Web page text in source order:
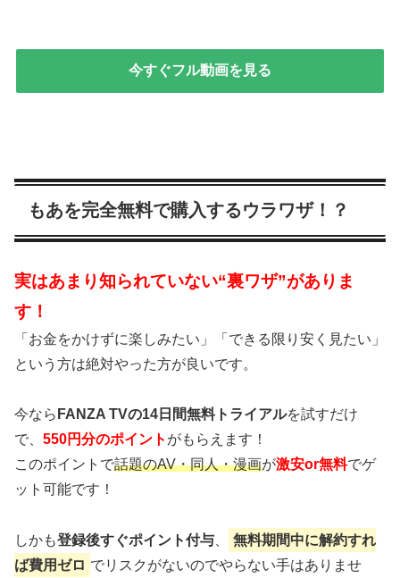
今すぐフル動画を見る
もあを完全無料で購入するウラワザ！？
実はあまり知られていない“裏ワザ”がありま
す！
「お金をかけずに楽しみたい」「できる限り安く見たい」
という方は絶対やった方が良いです。
今なら FANZA TVの14日間無料トライアルを試すだけ
で、 550円分のポイント がもらえます！
このポイントで話題のAV・同人・漫画が激安or無料でゲ
ット可能です！
しかも登録後すぐポイント付与
無料期間中に解約すれ
ば費用ゼロ でリスクがないのでやらない手はありませ